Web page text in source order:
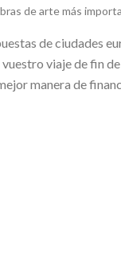
de arte más
de ciudades
viaje de fin
manera de